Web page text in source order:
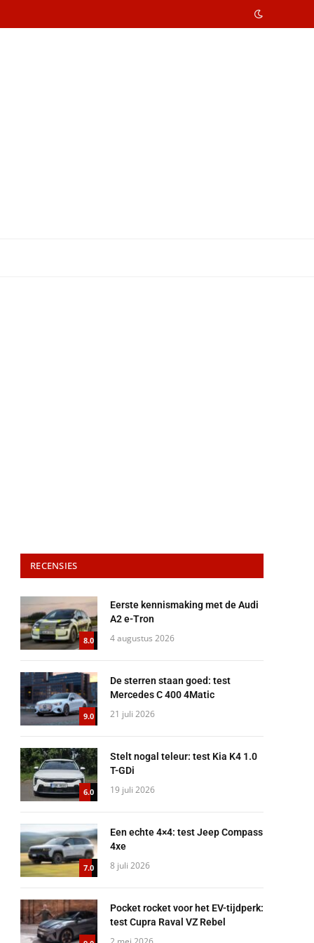
RECENSIES
8.0
Eerste kennismaking met de Audi
A2 e-Tron
4 augustus 2026
9.0
De sterren staan goed: test
Mercedes C 400 4Matic
21 juli 2026
6.0
Stelt nogal teleur: test Kia K4 1.0
T-GDi
19 juli 2026
7.0
Een echte 4×4: test Jeep Compass
4xe
8 juli 2026
Pocket rocket voor het EV-tijdperk:
test Cupra Raval VZ Rebel